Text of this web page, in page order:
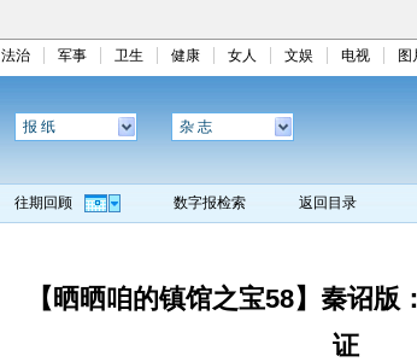
法治 军事 卫生 健康 女人 文娱 电视 图
报 纸 杂 志
往期回顾 数字报检索 返回目录
【晒晒咱的镇馆之宝58】秦诏
证